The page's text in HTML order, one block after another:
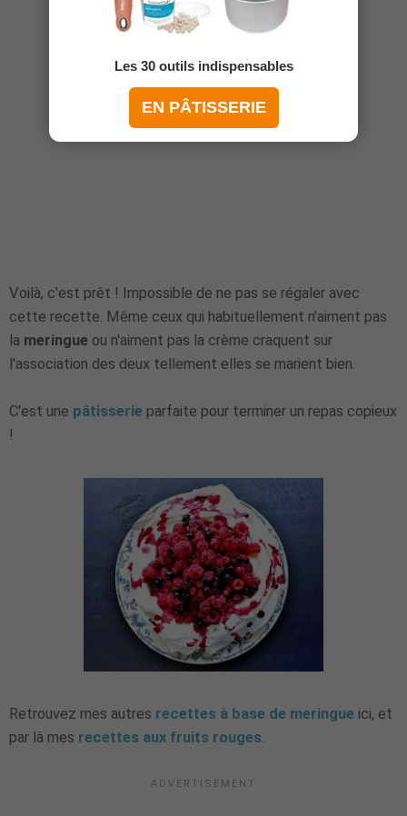
Voilà, c'est prêt ! Impossible de ne pas se régaler avec
cette recette. Même ceux qui habituellement n'aiment pas
la meringue ou n'aiment pas la crème craquent sur
l'association des deux tellement elles se marient bien.
C'est une pâtisserie parfaite pour terminer un repas copieux
!
Retrouvez mes autres recettes à base de meringue ici, et
par là mes recettes aux fruits rouges.
Les 30 outils indispensables
EN PÂTISSERIE